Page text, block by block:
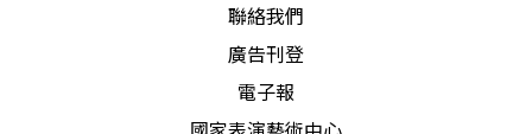
聯絡我們
廣告刊登
電子報